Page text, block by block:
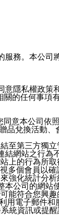
服務。本公司
隱私權政策
的任何事項
意本公司依
品兌換活動
至第三方獨
網站之行為
上的行為所
多個會員以確
強化統計分
公司的網站
能符合您興
電子郵件和
統資訊或提